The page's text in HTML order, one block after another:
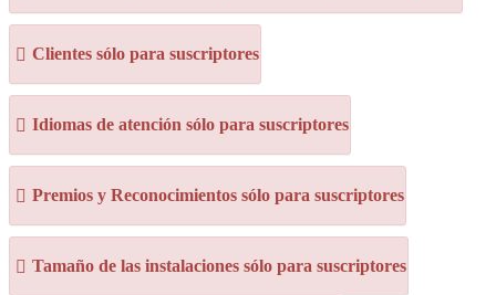
Clientes sólo para suscriptores
Idiomas de atención sólo para suscriptores
Premios y Reconocimientos sólo para suscriptores
Tamaño de las instalaciones sólo para suscriptores